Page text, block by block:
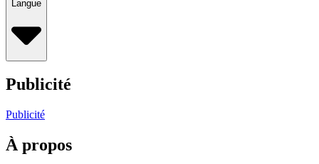
Langue
Publicité
Publicité
À propos